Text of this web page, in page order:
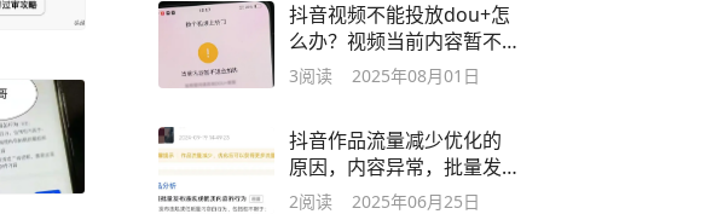
抖音视频不能投放dou+怎
么办？视频当前内容暂不
适合加热的原因
3阅读 2025年08月01日
抖音作品流量减少优化的
原因，内容异常，批量发
布违规或低质量
2阅读 2025年06月25日